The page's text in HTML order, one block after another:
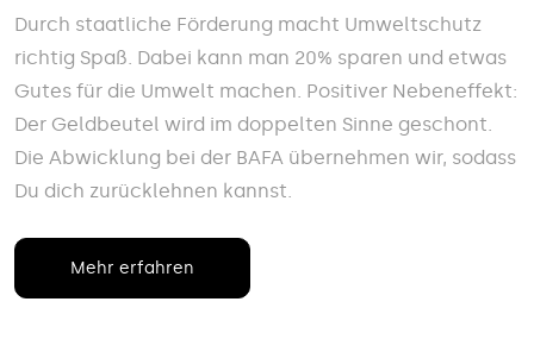
Durch staatliche Förderung macht Umweltschutz
richtig Spaß. Dabei kann man 20% sparen und etwas
Gutes für die Umwelt machen. Positiver Nebeneffekt:
Der Geldbeutel wird im doppelten Sinne geschont.
Die Abwicklung bei der BAFA übernehmen wir, sodass
Du dich zurücklehnen kannst.
Mehr erfahren